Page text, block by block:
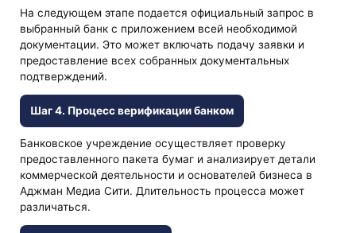
На следующем этапе подается официальный запрос в
выбранный банк с приложением всей необходимой
документации. Это может включать подачу заявки и
предоставление всех собранных документальных
подтверждений.
Шаг 4. Процесс верификации банком
Банковское учреждение осуществляет проверку
предоставленного пакета бумаг и анализирует детали
коммерческой деятельности и основателей бизнеса в
Аджман Медиа Сити. Длительность процесса может
различаться.